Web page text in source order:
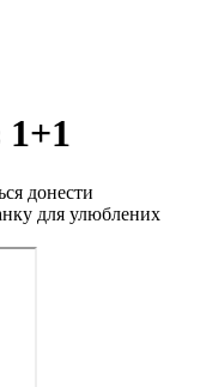
донести
для улюблених